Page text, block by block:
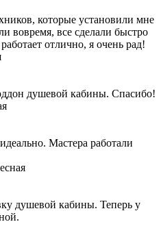
которые установили мне
вовремя, все сделали быстро
отлично, я очень рад!
душевой кабины. Спасибо!
Мастера работали
душевой кабины. Теперь у